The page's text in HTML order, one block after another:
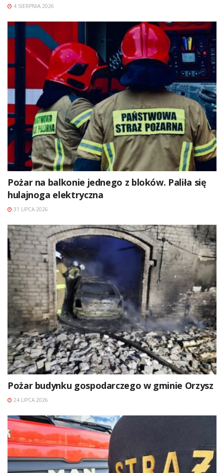
4 SIERPNIA 2026
Pożar na balkonie jednego z bloków. Paliła się
hulajnoga elektryczna
31 LIPCA 2026
Pożar budynku gospodarczego w gminie Orzysz
24 LIPCA 2026